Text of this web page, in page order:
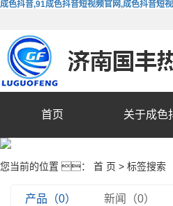
成色抖音,91成色抖音短视频官网,成色抖音短
首页 关于成色
您当前的位置 ： 首 页 > 标签搜索
产品（0） 新闻（0）